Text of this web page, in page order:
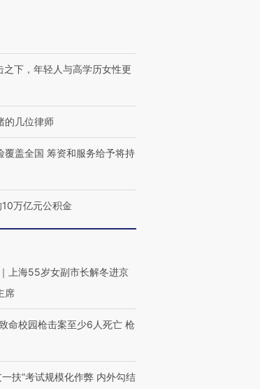
之下，年轻人与高学历女性更
的几位律师
覆盖全国 筹资和服务给予将持
10万亿元公积金
上海55岁女副市长解冬进京
席
命校园枪击案至少6人死亡 枪
一扶”考试规模化作弊 内外勾结